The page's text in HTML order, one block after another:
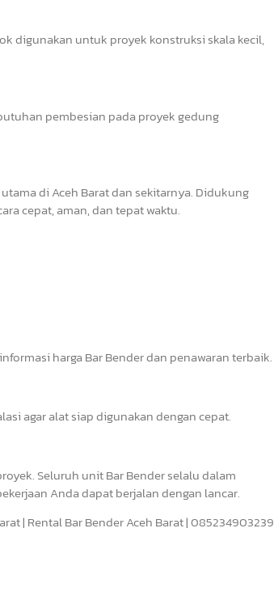
digunakan untuk proyek konstruksi skala kecil,
pembesian pada proyek gedung
di Aceh Barat dan sekitarnya. Didukung
cepat, aman, dan tepat waktu.
harga Bar Bender dan penawaran terbaik.
agar alat siap digunakan dengan cepat.
Seluruh unit Bar Bender selalu dalam
Anda dapat berjalan dengan lancar.
| Rental Bar Bender Aceh Barat | 085234903239